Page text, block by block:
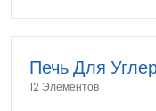
Печь Для
12 Элементов